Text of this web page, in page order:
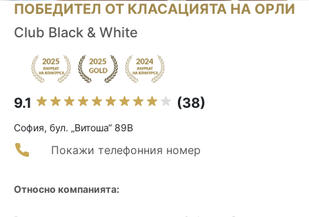
ПОБЕДИТЕЛ ОТ КЛАСАЦИЯТА НА ОРЛИ
Club Black & White
9.1 (38)
София, бул. „Витоша“ 89B
Покажи телефонния номер
Относно компанията: